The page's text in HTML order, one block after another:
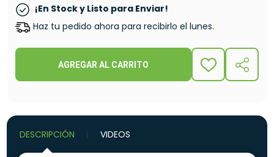
¡En Stock y Listo para Enviar!
Haz tu pedido ahora para recibirlo el lunes.
AGREGAR AL CARRITO
ADD
DESCRIPCIÓN VIDEOS